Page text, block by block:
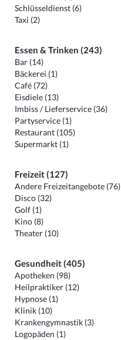
Schlüsseldienst (6)
Taxi (2)
Essen & Trinken (243)
Bar (14)
Bäckerei (1)
Café (72)
Eisdiele (13)
Imbiss / Lieferservice (36)
Partyservice (1)
Restaurant (105)
Supermarkt (1)
Freizeit (127)
Andere Freizeitangebote (76)
Disco (32)
Golf (1)
Kino (8)
Theater (10)
Gesundheit (405)
Apotheken (98)
Heilpraktiker (12)
Hypnose (1)
Klinik (10)
Krankengymnastik (3)
Logopäden (1)